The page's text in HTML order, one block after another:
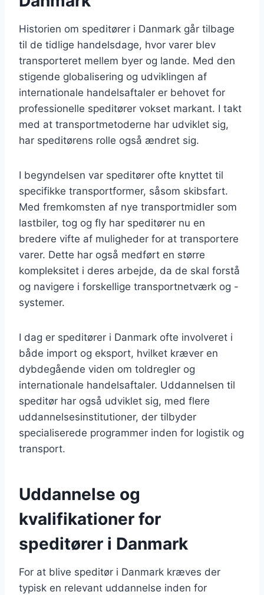
Historien om speditører i Danmark går tilbage
til de tidlige handelsdage, hvor varer blev
transporteret mellem byer og lande. Med den
stigende globalisering og udviklingen af
internationale handelsaftaler er behovet for
professionelle speditører vokset markant. I takt
med at transportmetoderne har udviklet sig,
har speditørens rolle også ændret sig.
I begyndelsen var speditører ofte knyttet til
specifikke transportformer, såsom skibsfart.
Med fremkomsten af nye transportmidler som
lastbiler, tog og fly har speditører nu en
bredere vifte af muligheder for at transportere
varer. Dette har også medført en større
kompleksitet i deres arbejde, da de skal forstå
og navigere i forskellige transportnetværk og -
systemer.
I dag er speditører i Danmark ofte involveret i
både import og eksport, hvilket kræver en
dybdegående viden om toldregler og
internationale handelsaftaler. Uddannelsen til
speditør har også udviklet sig, med flere
uddannelsesinstitutioner, der tilbyder
specialiserede programmer inden for logistik og
transport.
Uddannelse og
kvalifikationer for
speditører i Danmark
For at blive speditør i Danmark kræves der
typisk en relevant uddannelse inden for